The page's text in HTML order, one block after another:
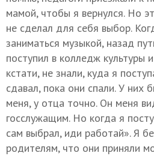
мамой, чтобы я вернулся. Но
не сделал для себя выбор.
заниматься музыкой, назад
поступил в колледж культуры
кстати, не знали, куда я
сдавал, пока они спали. У них
меня, у отца точно. Он меня
госслужащим. Но когда я
сам выбрал, иди работай». Я
родителям, что они приняли